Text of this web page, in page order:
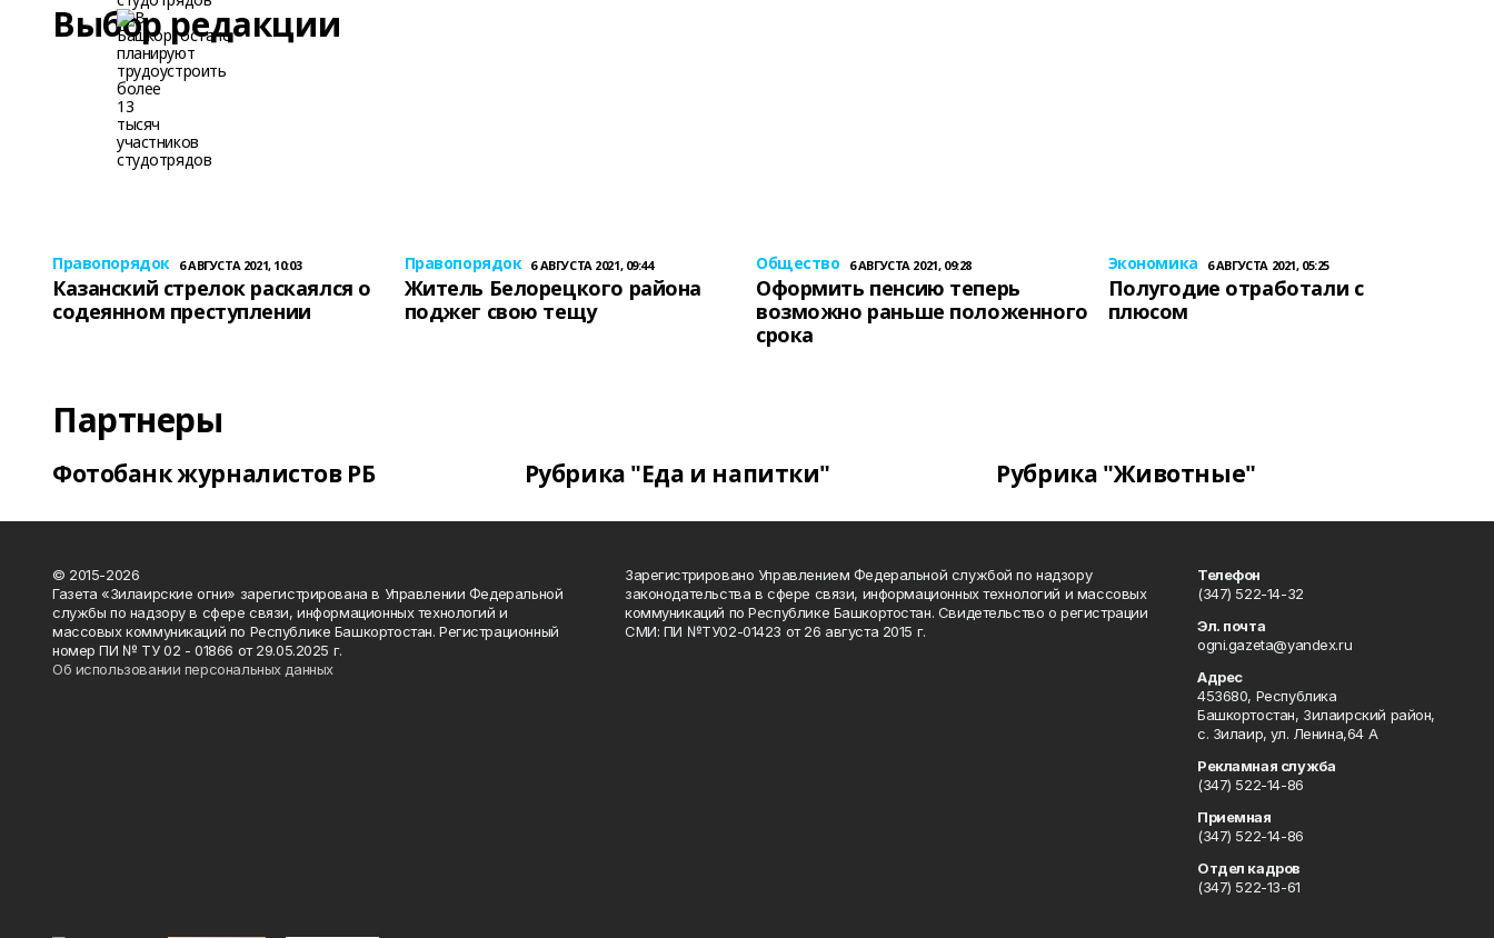
Выбор редакции
Правопорядок 6 АВГУСТА 2021, 10:03
Казанский стрелок раскаялся о
содеянном преступлении
Правопорядок 6 АВГУСТА 2021, 09:44
Житель Белорецкого района
поджег свою тещу
Общество 6 АВГУСТА 2021, 09:28
Оформить пенсию теперь
возможно раньше положенного
срока
Экономика 6 АВГУСТА 2021, 05:25
Полугодие отработали с
плюсом
Партнеры
Фотобанк журналистов РБ Рубрика "Еда и напитки" Рубрика "Животные"
© 2015-2026
Газета «Зилаирские огни» зарегистрирована в Управлении Федеральной
службы по надзору в сфере связи, информационных технологий и
массовых коммуникаций по Республике Башкортостан. Регистрационный
номер ПИ № ТУ 02 - 01866 от 29.05.2025 г.
Об использовании персональных данных
Зарегистрировано Управлением Федеральной службой по надзору
законодательства в сфере связи, информационных технологий и массовых
коммуникаций по Республике Башкортостан. Свидетельство о регистрации
СМИ: ПИ №ТУ02-01423 от 26 августа 2015 г.
Телефон
(347) 522-14-32
Эл. почта
ogni.gazeta@yandex.ru
Адрес
453680, Республика
Башкортостан, Зилаирский район,
с. Зилаир, ул. Ленина,64 А
Рекламная служба
(347) 522-14-86
Приемная
(347) 522-14-86
Отдел кадров
(347) 522-13-61